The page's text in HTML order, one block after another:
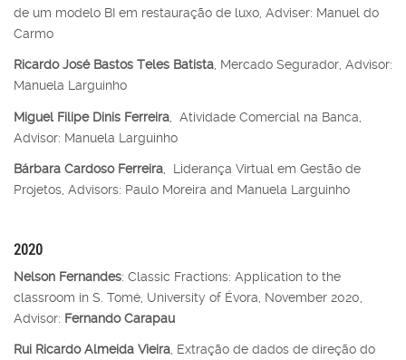
de um modelo BI em restauração de luxo, Adviser: Manuel do
Carmo
Ricardo José Bastos Teles Batista, Mercado Segurador, Advisor:
Manuela Larguinho
Miguel Filipe Dinis Ferreira , Atividade Comercial na Banca,
Advisor: Manuela Larguinho
Bárbara Cardoso Ferreira, Liderança Virtual em Gestão de
Projetos, Advisors: Paulo Moreira and Manuela Larguinho
2020
Nelson Fernandes: Classic Fractions: Application to the
classroom in S. Tomé, University of Évora, November 2020,
Advisor: Fernando Carapau
Rui Ricardo Almeida Vieira , Extração de dados de direção do